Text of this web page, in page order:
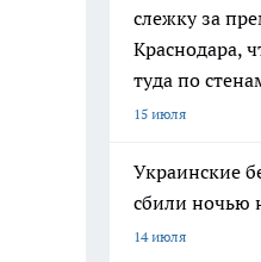
слежку за
Краснодара,
туда по
15 июля
Украинские
сбили ночью
14 июля